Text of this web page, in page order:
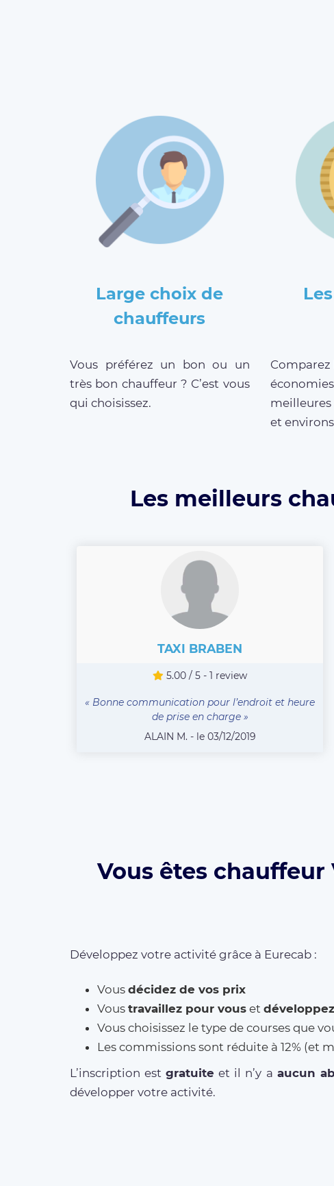
Large choix de
chauffeurs
Vous préférez un bon ou un
très bon chauffeur ? C’est vous
qui choisissez.
et
Les meilleurs
TAXI BRABEN
5.00 / 5 - 1 review
« Bonne communication pour l’endroit et heure
de prise en charge »
ALAIN M. - le 03/12/2019
Vous êtes chauffeur
Développez votre activité grâce à Eurecab :
Vous décidez de vos prix
Vous travaillez pour vous et
Vous choisissez le type de courses que
Les commissions sont réduite à 12% (et
L’inscription estgratuite et il n’y a aucun
développer votre activité.